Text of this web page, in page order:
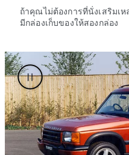
ถ้าคุณไม่ต้องการที่นั่งเสริมเ
มีกล่องเก็บของให้สองกล่อง